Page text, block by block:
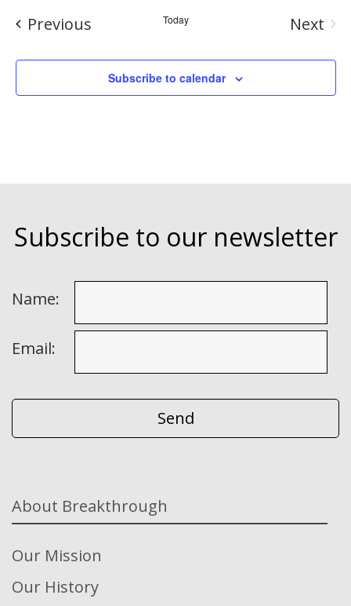
PreviousEvents Today
Next
Subscribe to calendar
Subscribe to our newsletter
Name:
Email:
About Breakthrough
Our Mission
Our History